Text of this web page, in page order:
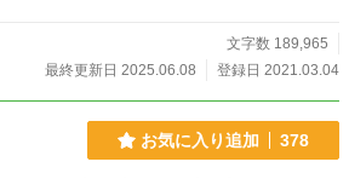
したブラコンに成長し天才と呼ばれるカインに慕
ンハルトの評価も上がっていくが……？ FANBOX
文字数 189,965
最終更新日 2025.06.08
登録日 2021.03.04
お気に入り追加 378